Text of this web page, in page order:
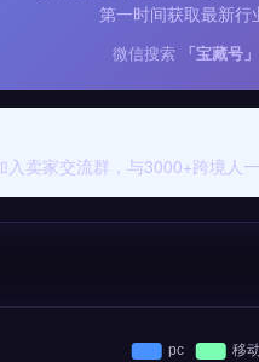
第一时间获取最新行
微信搜索 「宝藏号」
卖家交流群，与3000+跨境人